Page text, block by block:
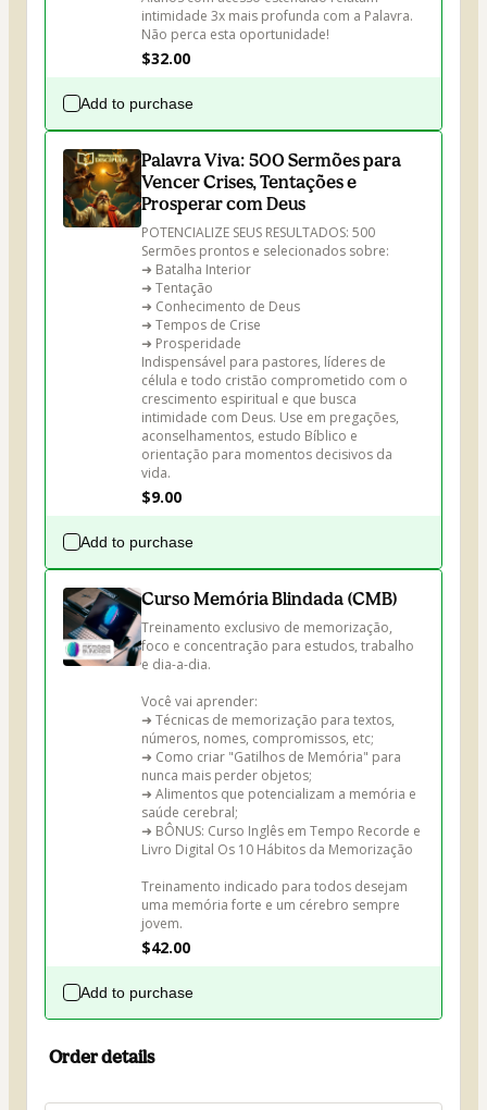
intimidade 3x mais profunda com a Palavra.
Não perca esta oportunidade!
$32.00
Add to purchase
Palavra Viva: 500 Sermões para
Vencer Crises, Tentações e
Prosperar com Deus
POTENCIALIZE SEUS RESULTADOS: 500
Sermões prontos e selecionados sobre:
➜ Batalha Interior
➜ Tentação
➜ Conhecimento de Deus
➜ Tempos de Crise
➜ Prosperidade
Indispensável para pastores, líderes de
célula e todo cristão comprometido com o
crescimento espiritual e que busca
intimidade com Deus. Use em pregações,
aconselhamentos, estudo Bíblico e
orientação para momentos decisivos da
vida.
$9.00
Add to purchase
Curso Memória Blindada (CMB)
Treinamento exclusivo de memorização,
foco e concentração para estudos, trabalho
e dia-a-dia.
Você vai aprender:
➜ Técnicas de memorização para textos,
números, nomes, compromissos, etc;
➜ Como criar "Gatilhos de Memória" para
nunca mais perder objetos;
➜ Alimentos que potencializam a memória e
saúde cerebral;
➜ BÔNUS: Curso Inglês em Tempo Recorde e
Livro Digital Os 10 Hábitos da Memorização
Treinamento indicado para todos desejam
uma memória forte e um cérebro sempre
jovem.
$42.00
Add to purchase
Order details